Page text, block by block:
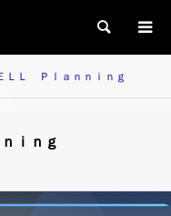
検索
ＬＬ Ｐｌａｎｎｉｎｇ
ｉｎｇ